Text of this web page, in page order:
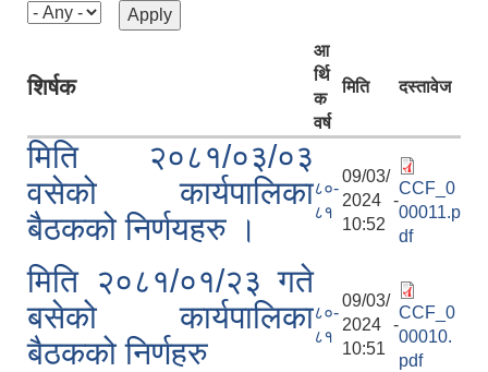
शिर्षक
आ
र्थि
क
वर्ष
मिति दस्तावेज
मिति २०८१/०३/०३
वसेको कार्यपालिका
बैठकको निर्णयहरु ।
८०-
८१
09/03/
2024 -
10:52
CCF_0
00011.p
df
मिति २०८१/०१/२३ गते
बसेको कार्यपालिका
बैठकको निर्णहरु
८०-
८१
09/03/
2024 -
10:51
CCF_0
00010.
pdf